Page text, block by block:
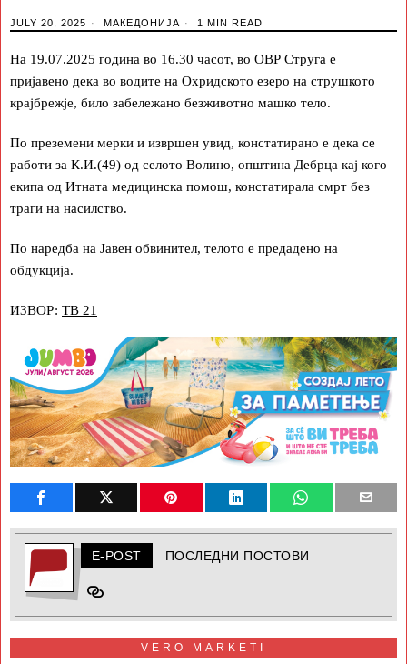
JULY 20, 2025 МАКЕДОНИЈА 1 MIN READ
На 19.07.2025 година вo 16.30 часот, во ОВР Струга е
пријавено дека во водите на Охридското езеро на струшкото
крајбрежје, било забележано безживотно машко тело.
По преземени мерки и извршен увид, констатирано е дека се
работи за К.И.(49) од селото Волино, општина Дебрца кај кого
екипа од Итната медицинска помош, констатирала смрт без
траги на насилство.
По наредба на Јавен обвинител, телото е предадено на
обдукција.
ИЗВОР: ТВ 21
E-POST ПОСЛЕДНИ ПОСТОВИ
VERO MARKETI